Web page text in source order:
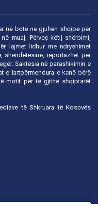
në botë në gjuhën shqipe për
muaj. Përveç këtij shërbimi,
lajmet lidhur me ndryshimet
shëndetësinë, reportazhet për
Saktësia në parashikimin e
e lartpërmendura e kanë bërë
motit për të gjithë shqiptarët
të Shkruara të Kosovës